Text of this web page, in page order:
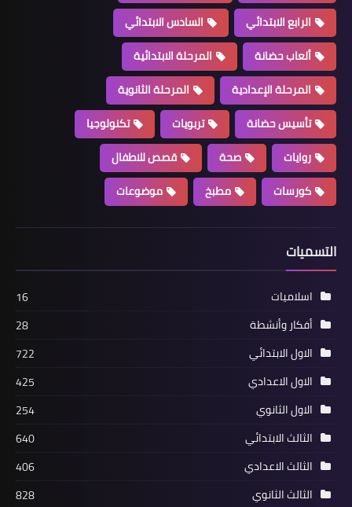
الرابع الابتدائي
السادس الابتدائي
ألعاب حضانة
المرحلة الابتدائية
المرحلة الإعدادية
المرحلة الثانوية
تأسيس حضانة
تربويات
تكنولوجيا
روايات
صحة
قصص للاطفال
كورسات
مطبخ موضوعات
التسميات
اسلاميات
16
أفكار وأنشطة
28
الاول الابتدائي
722
الاول الاعدادي
425
الاول الثانوي
254
الثالث الابتدائي
640
الثالث الاعدادي
406
الثالث الثانوي
828